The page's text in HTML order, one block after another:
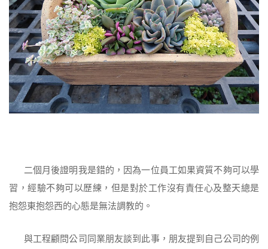
二個月後證明我是錯的，因為一位員工如果資質不夠可以學
習，經驗不夠可以歷練，但是對於工作沒有責任心及整天總是
抱怨東抱怨西的心態是無法調教的。
與工程顧問公司同業朋友談到此事，朋友提到自己公司的例